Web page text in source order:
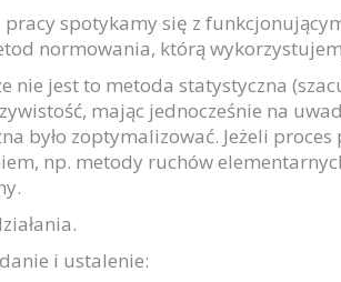
pracy spotykamy się z
normowania, którą
nie jest to metoda statystyczna
mając jednocześnie na
było zoptymalizować. Jeżeli
np. metody ruchów
i ustalenie: